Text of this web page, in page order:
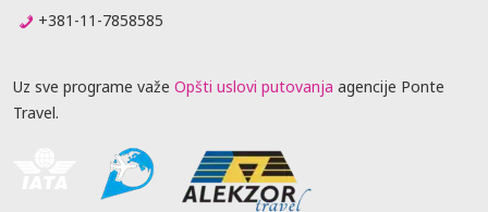
+381-11-7858585
Uz sve programe važe Opšti uslovi putovanja agencije Ponte
Travel.